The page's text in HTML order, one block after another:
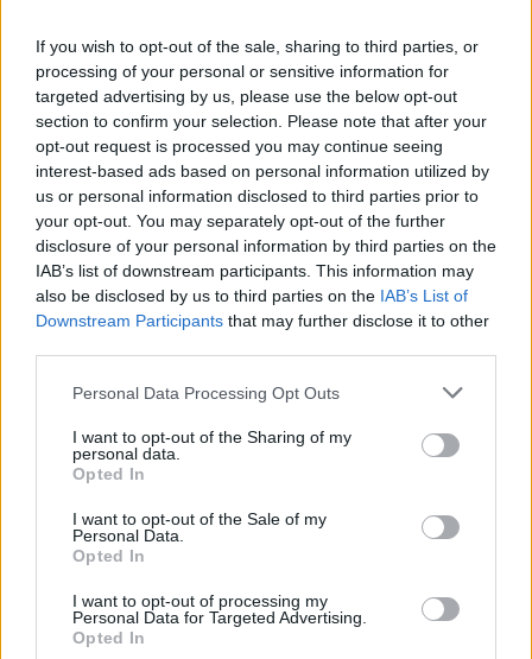
If you wish to opt-out of the sale, sharing to third parties, or
processing of your personal or sensitive information for
targeted advertising by us, please use the below opt-out
section to confirm your selection. Please note that after your
opt-out request is processed you may continue seeing
interest-based ads based on personal information utilized by
us or personal information disclosed to third parties prior to
your opt-out. You may separately opt-out of the further
disclosure of your personal information by third parties on the
IAB’s list of downstream participants. This information may
also be disclosed by us to third parties on the IAB’s List of
Downstream Participants that may further disclose it to other
Personal Data Processing Opt Outs
I want to opt-out of the Sharing of my
personal data.
Opted In
I want to opt-out of the Sale of my
Personal Data.
Opted In
I want to opt-out of processing my
Personal Data for Targeted Advertising.
Opted In
dalším osobám, jejichž účast na popsaném postupu může být
zjištěna prověřováním. Stanovisko MŽP a ČIŽP ČTK shání.
Ředitelé odborů i mluvčí se z ČIŽP rozhodli odejít z
vlastní vůle, řekl Straka
ČTK )
Diskuse: 1
Ředitel odboru vnitřních
služeb Matěj Mrlina, vedoucí
služebního úřadu Oldřich
Jarolím a tisková mluvčí Miriam
Loužecká končí na České
inspekci životního prostředí (ČIŽP) z vlastní iniciativy. Na dotaz ČTK
to napsal nový ředitel inspekce Pavel Straka (za Motoristy). O jejich
Podle něj tak končí dva z pěti ředitelů odborů na ČIŽP.
Veterináři v horku ošetřují více zvířat, ohrožení jsou psi
se zploštělým čumákem
6.8.2026 15:15 (ČTK)
Veterináři v současných
podle nich patří plemena psů s
krátkou lebkou a zploštělým
čumákem, jako jsou například mopsi nebo buldočci, starší jedinci a